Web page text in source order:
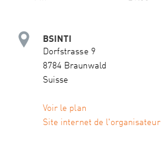
BSINTI
Dorfstrasse 9
8784 Braunwald
Suisse
Voir le plan
Site internet de l'organisateur